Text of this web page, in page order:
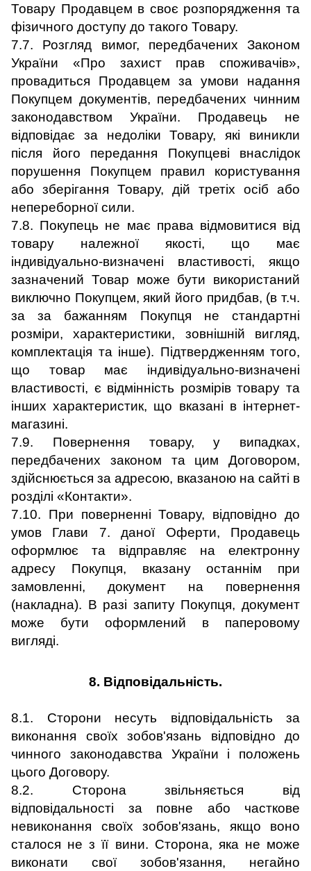
Товару Продавцем в своє розпорядження та
фізичного доступу до такого Товару.
7.7. Розгляд вимог, передбачених Законом
України «Про захист прав споживачів»,
провадиться Продавцем за умови надання
Покупцем документів, передбачених чинним
законодавством України. Продавець не
відповідає за недоліки Товару, які виникли
після його передання Покупцеві внаслідок
порушення Покупцем правил користування
або зберігання Товару, дій третіх осіб або
непереборної сили.
7.8. Покупець не має права відмовитися від
товару належної якості, що має
індивідуально-визначені властивості, якщо
зазначений Товар може бути використаний
виключно Покупцем, який його придбав, (в т.ч.
за за бажанням Покупця не стандартні
розміри, характеристики, зовнішній вигляд,
комплектація та інше). Підтвердженням того,
що товар має індивідуально-визначені
властивості, є відмінність розмірів товару та
інших характеристик, що вказані в інтернет-
магазині.
7.9. Повернення товару, у випадках,
передбачених законом та цим Договором,
здійснюється за адресою, вказаною на сайті в
розділі «Контакти».
7.10. При поверненні Товару, відповідно до
умов Глави 7. даної Оферти, Продавець
оформлює та відправляє на електронну
адресу Покупця, вказану останнім при
замовленні, документ на повернення
(накладна). В разі запиту Покупця, документ
може бути оформлений в паперовому
вигляді.
8. Відповідальність.
8.1. Сторони несуть відповідальність за
виконання своїх зобов'язань відповідно до
чинного законодавства України і положень
цього Договору.
8.2. Сторона звільняється від
відповідальності за повне або часткове
невиконання своїх зобов'язань, якщо воно
сталося не з її вини. Сторона, яка не може
виконати свої зобов'язання, негайно